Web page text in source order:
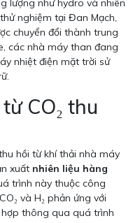
lượng như hydro và nhiên
nghiệm tại Đan Mạch,
chuyển đổi thành trung
các nhà máy than đang
nhiệt điện mặt trời sử
CO₂ thu
hồi từ khí thải nhà máy
xuất nhiên liệu hàng
trình này thuộc công
và H₂ phản ứng với
thông qua quá trình